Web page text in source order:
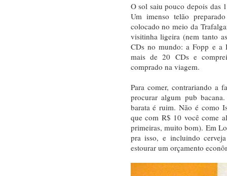
O sol saiu pouco depois das
Um imenso telão
colocado no meio da
visitinha ligeira (nem tanto
CDs no mundo: a Fopp e a
mais de 20 CDs e
comprado na viagem.
Para comer, contrariando a
procurar algum pub
barata é ruim. Não é como
que com R$ 10 você come
primeiras, muito bom). Em
pra isso, e incluindo
estourar um orçamento